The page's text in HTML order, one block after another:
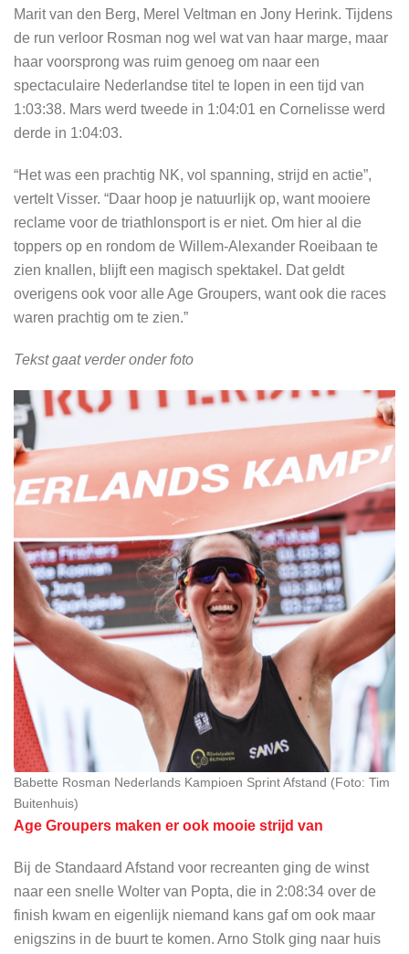
Marit van den Berg, Merel Veltman en Jony Herink. Tijdens
de run verloor Rosman nog wel wat van haar marge, maar
haar voorsprong was ruim genoeg om naar een
spectaculaire Nederlandse titel te lopen in een tijd van
1:03:38. Mars werd tweede in 1:04:01 en Cornelisse werd
derde in 1:04:03.
“Het was een prachtig NK, vol spanning, strijd en actie”,
vertelt Visser. “Daar hoop je natuurlijk op, want mooiere
reclame voor de triathlonsport is er niet. Om hier al die
toppers op en rondom de Willem-Alexander Roeibaan te
zien knallen, blijft een magisch spektakel. Dat geldt
overigens ook voor alle Age Groupers, want ook die races
waren prachtig om te zien.”
Tekst gaat verder onder foto
Babette Rosman Nederlands Kampioen Sprint Afstand (Foto: Tim
Buitenhuis)
Age Groupers maken er ook mooie strijd van
Bij de Standaard Afstand voor recreanten ging de winst
naar een snelle Wolter van Popta, die in 2:08:34 over de
finish kwam en eigenlijk niemand kans gaf om ook maar
enigszins in de buurt te komen. Arno Stolk ging naar huis